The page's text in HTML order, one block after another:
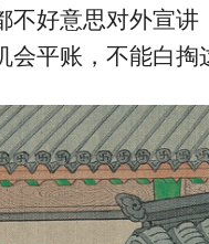
不好意思对外宣
会平账，不能白掏